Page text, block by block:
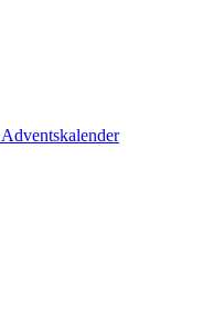
Adventskalender